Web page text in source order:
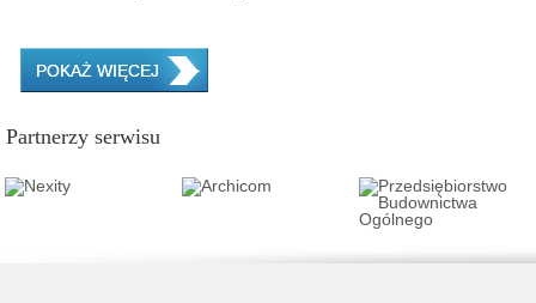
POKAŻ WIĘCEJ
Partnerzy serwisu